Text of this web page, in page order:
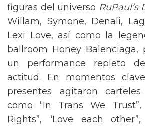
figuras del universo RuPaul’s
Willam, Symone, Denali,
Lexi Love, así como la
ballroom Honey Balenciaga,
un performance repleto
actitud. En momentos
presentes agitaron
como “In Trans We Trust”,
Rights”, “Love each other”,